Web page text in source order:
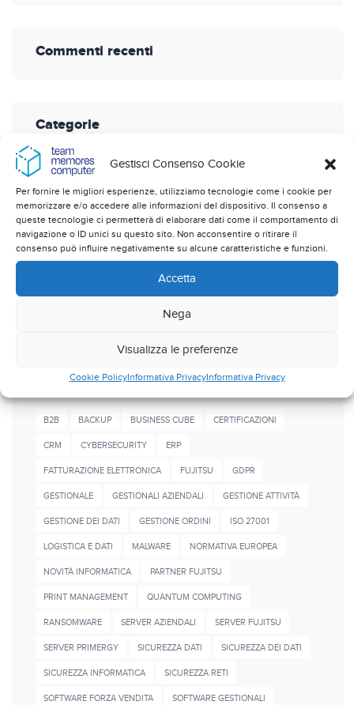
Gestisci Consenso Cookie
Per fornire le migliori esperienze, utilizziamo tecnologie come i cookie per
memorizzare e/o accedere alle informazioni del dispositivo. Il consenso a
queste tecnologie ci permetterà di elaborare dati come il comportamento di
navigazione o ID unici su questo sito. Non acconsentire o ritirare il
consenso può influire negativamente su alcune caratteristiche e funzioni.
Accetta
Nega
Visualizza le preferenze
Cookie PolicyInformativa PrivacyInformativa Privacy
Commenti recenti
Categorie
Novità e normative
Sicurezza dati
Soluzioni applicative
Soluzioni Gestionali
B2B BACKUP BUSINESS CUBE CERTIFICAZIONI
CRM CYBERSECURITY ERP
FATTURAZIONE ELETTRONICA FUJITSU GDPR
GESTIONALE GESTIONALI AZIENDALI GESTIONE ATTIVITÀ
GESTIONE DEI DATI GESTIONE ORDINI ISO 27001
LOGISTICA E DATI MALWARE NORMATIVA EUROPEA
NOVITÀ INFORMATICA PARTNER FUJITSU
PRINT MANAGEMENT QUANTUM COMPUTING
RANSOMWARE SERVER AZIENDALI SERVER FUJITSU
SERVER PRIMERGY SICUREZZA DATI SICUREZZA DEI DATI
SICUREZZA INFORMATICA SICUREZZA RETI
SOFTWARE FORZA VENDITA SOFTWARE GESTIONALI